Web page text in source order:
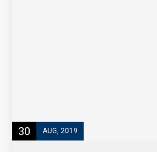
30 AUG, 2019